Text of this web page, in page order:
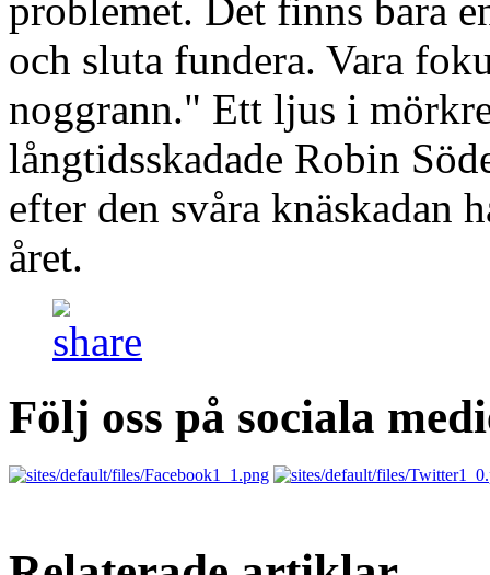
problemet. Det finns bara
och sluta fundera. Vara
noggrann." Ett ljus i
långtidsskadade Robin
efter den svåra knäskadan
året.
Följ oss på sociala